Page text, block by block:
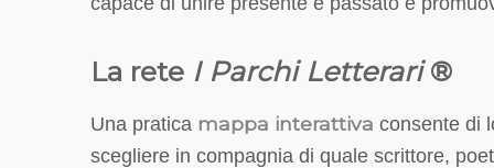
La rete I Parchi Letterari®
Una pratica mappa interattiva consente di
scegliere in compagnia di quale scrittore,